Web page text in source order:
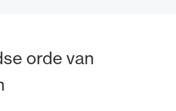
postadres
orde van